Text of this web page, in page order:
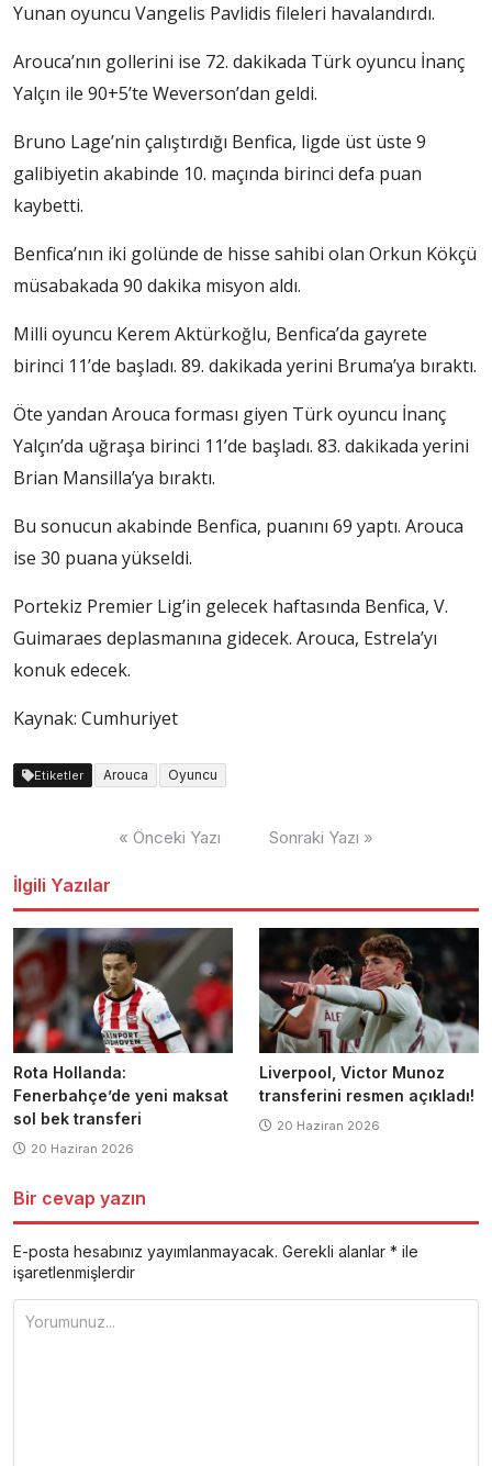
Yunan oyuncu Vangelis Pavlidis fileleri havalandırdı.
Arouca’nın gollerini ise 72. dakikada Türk oyuncu İnanç
Yalçın ile 90+5’te Weverson’dan geldi.
Bruno Lage’nin çalıştırdığı Benfica, ligde üst üste 9
galibiyetin akabinde 10. maçında birinci defa puan
kaybetti.
Benfica’nın iki golünde de hisse sahibi olan Orkun Kökçü
müsabakada 90 dakika misyon aldı.
Milli oyuncu Kerem Aktürkoğlu, Benfica’da gayrete
birinci 11’de başladı. 89. dakikada yerini Bruma’ya bıraktı.
Öte yandan Arouca forması giyen Türk oyuncu İnanç
Yalçın’da uğraşa birinci 11’de başladı. 83. dakikada yerini
Brian Mansilla’ya bıraktı.
Bu sonucun akabinde Benfica, puanını 69 yaptı. Arouca
ise 30 puana yükseldi.
Portekiz Premier Lig’in gelecek haftasında Benfica, V.
Guimaraes deplasmanına gidecek. Arouca, Estrela’yı
konuk edecek.
Kaynak: Cumhuriyet
Etiketler Arouca Oyuncu
« Önceki Yazı Sonraki Yazı »
İlgili Yazılar
Rota Hollanda:
Fenerbahçe’de yeni maksat
sol bek transferi
20 Haziran 2026
Liverpool, Victor Munoz
transferini resmen açıkladı!
20 Haziran 2026
Bir cevap yazın
E-posta hesabınız yayımlanmayacak. Gerekli alanlar * ile
işaretlenmişlerdir